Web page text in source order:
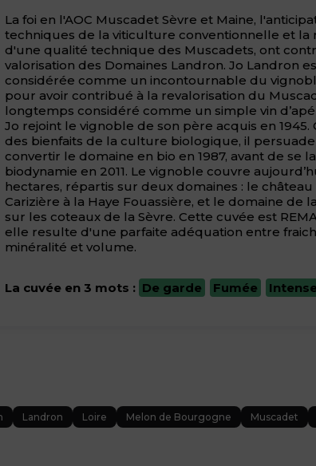
La foi en l'AOC Muscadet Sèvre et Maine,
techniques de la viticulture conventionnelle et la
d'une qualité technique des Muscadets, ont
valorisation des Domaines Landron. Jo Landron
considérée comme un incontournable du
pour avoir contribué à la revalorisation du
longtemps considéré comme un simple vin
Jo rejoint le vignoble de son père acquis en 1945.
des bienfaits de la culture biologique, il
convertir le domaine en bio en 1987, avant de se
biodynamie en 2011. Le vignoble couvre
hectares, répartis sur deux domaines : le château
Carizière à la Haye Fouassière, et le domaine de
sur les coteaux de la Sèvre. Cette cuvée est
elle resulte d'une parfaite adéquation entre
minéralité et volume.
La cuvée en 3 mots : De garde Fumée Intense
Landron Loire Melon de Bourgogne Muscadet